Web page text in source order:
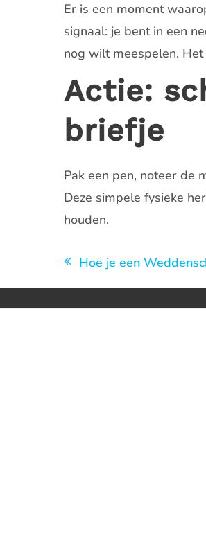
Er is een moment
signaal: je bent in een
nog wilt meespelen.
Actie:
briefje
Pak een pen, noteer de
Deze simpele fysieke
houden.
Navegación
de
entradas
Hoe je een